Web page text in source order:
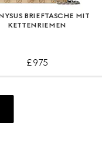
BRIEFTASCHE MIT
KETTENRIEMEN
£ 975